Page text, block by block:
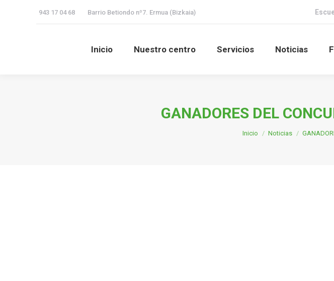
943 17 04 68 Barrio Betiondo nº7. Ermua (Bizkaia)
Inicio Nuestro centro Servicios Noticias
GANADORES DEL
Estás aquí:
Inicio Noticias